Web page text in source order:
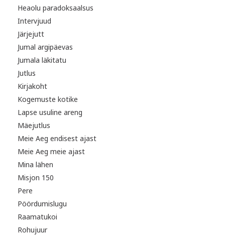
Heaolu paradoksaalsus
Intervjuud
Järjejutt
Jumal argipäevas
Jumala läkitatu
Jutlus
Kirjakoht
Kogemuste kotike
Lapse usuline areng
Mäejutlus
Meie Aeg endisest ajast
Meie Aeg meie ajast
Mina lähen
Misjon 150
Pere
Pöördumislugu
Raamatukoi
Rohujuur